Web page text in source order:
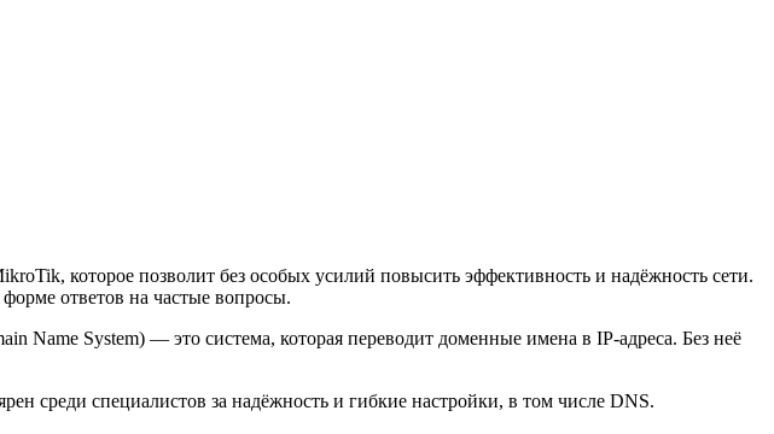
которое позволит без особых усилий повысить эффективность и надёжность сети.
ответов на частые вопросы.
Name System) — это система, которая переводит доменные имена в IP-адреса. Без неё
среди специалистов за надёжность и гибкие настройки, в том числе DNS.